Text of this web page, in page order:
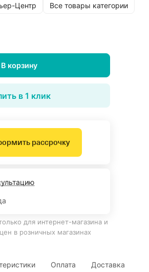
Центр Все товары категории
В корзину
в 1 клик
рассрочку
для интернет-магазина и
в розничных магазинах
Оплата Доставка